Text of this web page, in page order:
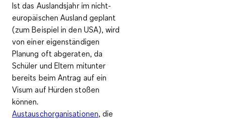
Ist das Auslandsjahr im nicht-
europäischen Ausland geplant
(zum Beispiel in den USA), wird
von einer eigenständigen
Planung oft abgeraten, da
Schüler und Eltern mitunter
bereits beim Antrag auf ein
Visum auf Hürden stoßen
können.
Austauschorganisationen, die